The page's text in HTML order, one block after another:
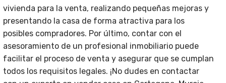
vivienda para la venta, realizando pequeñas mejoras y
presentando la casa de forma atractiva para los
posibles compradores. Por último, contar con el
asesoramiento de un profesional inmobiliario puede
facilitar el proceso de venta y asegurar que se cumplan
todos los requisitos legales. ¡No dudes en contactar